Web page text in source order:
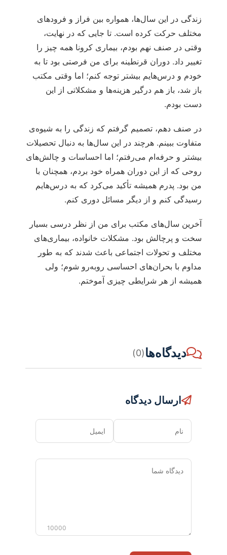
زندگی در این سال‌ها، همواره بین فراز و فرودهای
مختلف حرکت کرده است. تا جایی که در نهایت،
وقتی در صنف نهم بودم، بیماری کرونا همه چیز را
تغییر داد. دوران قرنطینه برای من فرصتی بود تا به
خودم و درس‌هایم بیشتر توجه کنم؛ اما وقتی مکتب
باز شد، باز هم درگیر هزینه‌ها و مشکلاتی از این
دست بودم.
در صنف دهم، تصمیم گرفتم که زندگی را به شیوه‌ی
متفاوت ببینم. هرچند در این سال‌ها به دنبال تحصیلات
بیشتر و حرفه‌ام می‌رفتم؛ اما احساسات و چالش‌های
روحی که از این دوران همراه خود بردم، همچنان با
من بود. پدرم همیشه تأکید می‌کرد که به درس‌هایم
رسیدگی کنم و از دیگر مسائل دوری کنم.
آخرین سال‌های مکتب برای من از نظر درسی بسیار
سخت و پرچالش بود. مشکلات خانواده، بیماری‌های
مختلف و تحولات اجتماعی باعث شدند که به طور
مداوم با بحران‌های احساسی روبه‌رو شوم؛ ولی
همیشه از هر شرایطی چیزی آموختم.
دیدگاه‌ها(0)
ارسال دیدگاه
نام ایمیل
دیدگاه
10000